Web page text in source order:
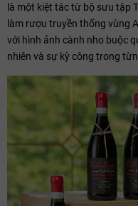
là một kiệt tác từ bộ sưu tập
làm rượu truyền thống vùng
với hình ảnh cành nho buộc
nhiên và sự kỳ công trong